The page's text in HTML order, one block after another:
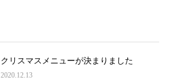
クリスマスメニューが決まりました
2020.12.13